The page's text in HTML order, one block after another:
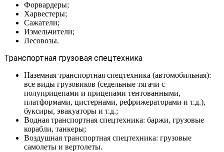
Форвардеры;
Харвестеры;
Сажатели;
Измельчители;
Лесовозы.
Транспортная грузовая спецтехника
Наземная транспортная спецтехника (автомобильная):
все виды грузовиков (седельные тягачи с
полуприцепами и прицепами тентованными,
платформами, цистернами, рефрижераторами и т.д.),
буксиры, эвакуаторы и т.д.;
Водная транспортная спецтехника: баржи, грузовые
корабли, танкеры;
Воздушная транспортная спецтехника: грузовые
самолеты и вертолеты.